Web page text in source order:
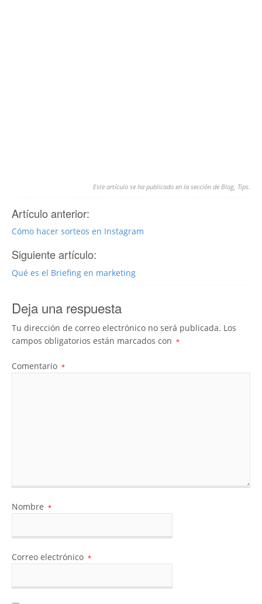
Este artículo se ha publicado en la sección de Blog Tips
Artículo anterior:
Cómo hacer sorteos en Instagram
Siguiente artículo:
Qué es el Briefing en marketing
Deja una respuesta
Tu dirección de correo electrónico no será publicada. Los
campos obligatorios están marcados con *
Comentario *
Nombre *
Correo electrónico *